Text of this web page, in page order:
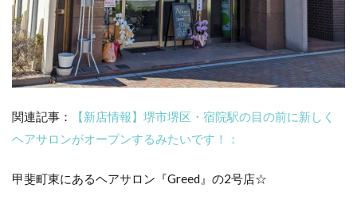
関連記事：
【新店情報】堺市堺区・宿院駅の目の前に新しく
ヘアサロンがオープンするみたいです！：
甲斐町東にあるヘアサロン『Greed』の2号店☆